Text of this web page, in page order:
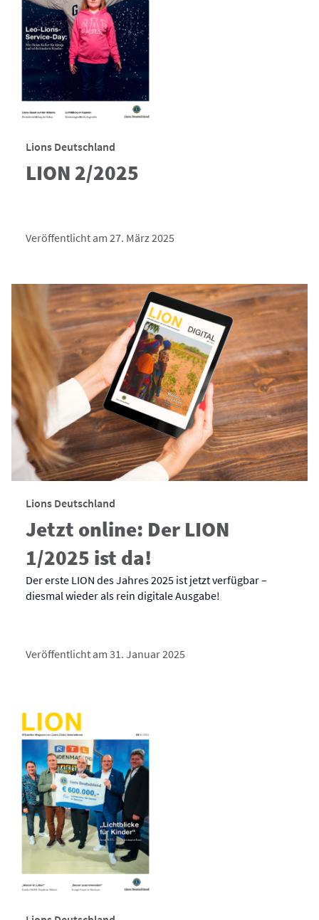
Lions Deutschland
LION 2/2025
Veröffentlicht am 27. März 2025
Lions Deutschland
Jetzt online: Der LION
1/2025 ist da!
Der erste LION des Jahres 2025 ist jetzt verfügbar –
diesmal wieder als rein digitale Ausgabe!
Veröffentlicht am 31. Januar 2025